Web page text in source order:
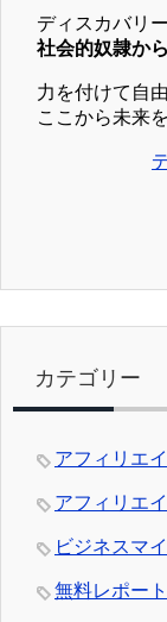
ディスカバリ
社会的奴隷か
力を付けて自
ここから未来
カテゴリー
アフィリエ
アフィリエ
ビジネスマ
無料レポート